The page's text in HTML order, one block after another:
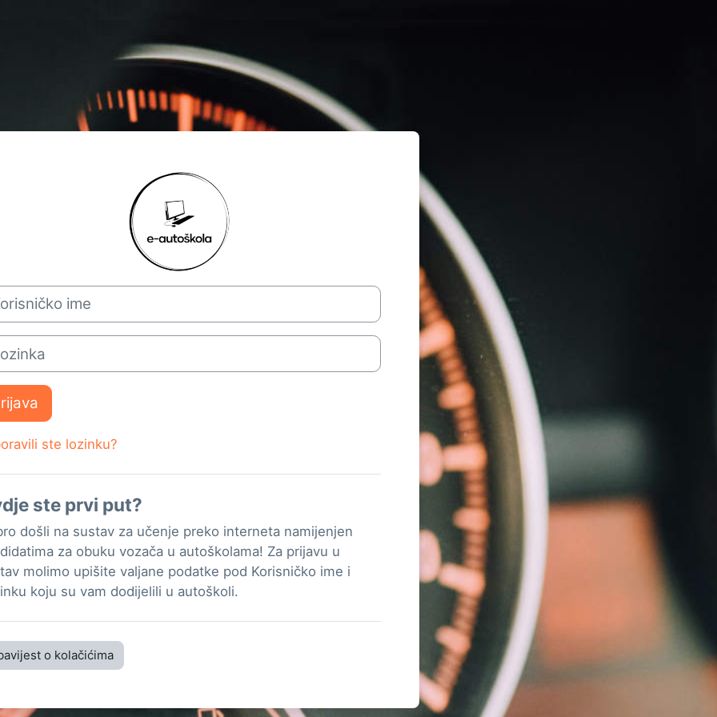
Prijavi se na E-autoškola
ime
ste lozinku?
ste prvi put?
došli na sustav za učenje preko interneta namijenjen
za obuku vozača u autoškolama! Za prijavu u
molimo upišite valjane podatke pod Korisničko ime i
koju su vam dodijelili u autoškoli.
o kolačićima